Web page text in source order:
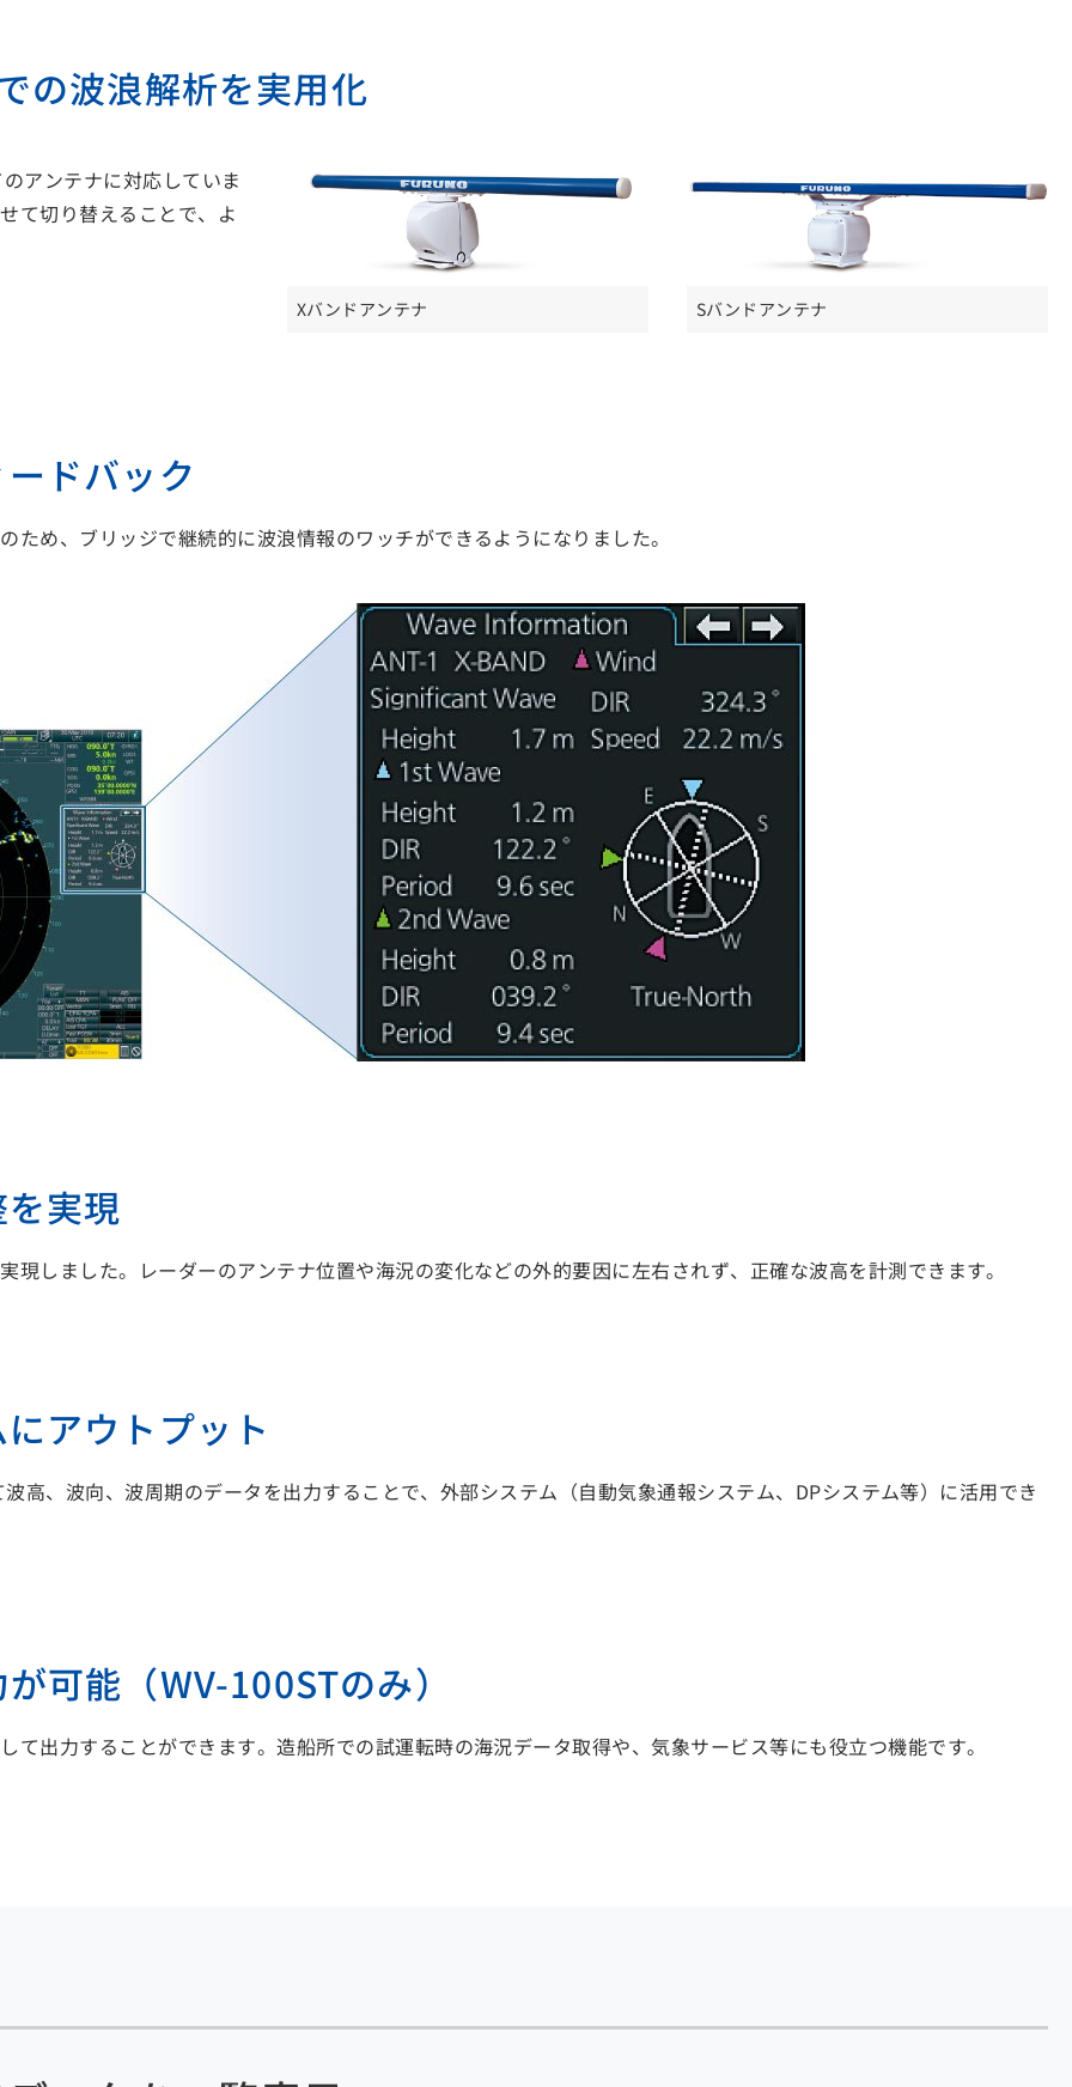
の波浪解析を実用化
アンテナに対応していま
て切り替えることで、よ
Xバンドアンテナ Sバンドアンテナ
ドバック
め、ブリッジで継続的に波浪情報のワッチができるようになりました。
実現
しました。レーダーのアンテナ位置や海況の変化などの外的要因に左右されず、正確な波高を計測できます。
アウトプット
高、波向、波周期のデータを出力することで、外部システム（自動気象通報システム、DPシステム等）に活用でき
可能（WV-100STのみ）
出力することができます。造船所での試運転時の海況データ取得や、気象サービス等にも役立つ機能です。